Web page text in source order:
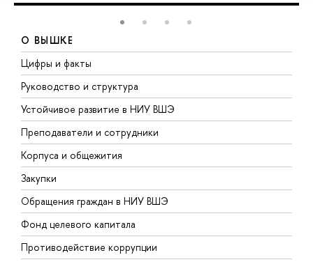
О ВЫШКЕ
Цифры и факты
Руководство и структура
Устойчивое развитие в НИУ ВШЭ
Преподаватели и сотрудники
Корпуса и общежития
Закупки
Обращения граждан в НИУ ВШЭ
Фонд целевого капитала
Противодействие коррупции